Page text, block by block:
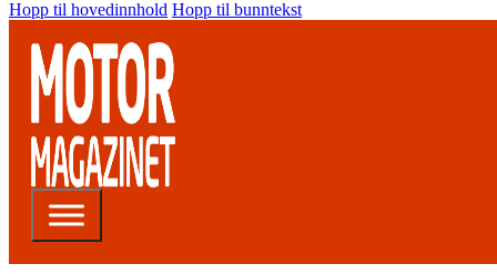
Hopp til hovedinnhold Hopp til bunntekst